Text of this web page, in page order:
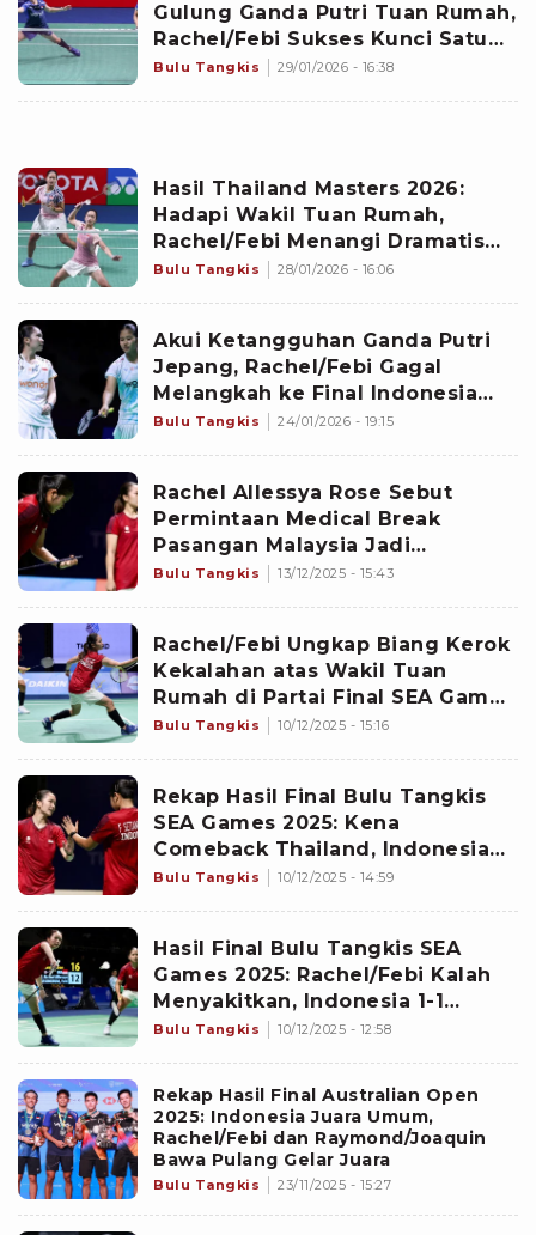
Gulung Ganda Putri Tuan Rumah,
Rachel/Febi Sukses Kunci Satu
Tiket Perempat Final
Bulu Tangkis 29/01/2026 - 16:38
Hasil Thailand Masters 2026:
Hadapi Wakil Tuan Rumah,
Rachel/Febi Menangi Dramatis
pada Duel Rubber Game di
Bulu Tangkis 28/01/2026 - 16:06
Akui Ketangguhan Ganda Putri
Jepang, Rachel/Febi Gagal
Melangkah ke Final Indonesia
Masters 2026
Bulu Tangkis 24/01/2026 - 19:15
Rachel Allessya Rose Sebut
Permintaan Medical Break
Pasangan Malaysia Jadi
Penyebab Mereka Kalah di
Bulu Tangkis 13/12/2025 - 15:43
Rachel/Febi Ungkap Biang Kerok
Kekalahan atas Wakil Tuan
Rumah di Partai Final SEA Games
2025
Bulu Tangkis 10/12/2025 - 15:16
Rekap Hasil Final Bulu Tangkis
SEA Games 2025: Kena
Comeback Thailand, Indonesia
Kembali Kantongi Medali Perak
Bulu Tangkis 10/12/2025 - 14:59
Hasil Final Bulu Tangkis SEA
Games 2025: Rachel/Febi Kalah
Menyakitkan, Indonesia 1-1
Thailand
Bulu Tangkis 10/12/2025 - 12:58
Rekap Hasil Final Australian Open
2025: Indonesia Juara Umum,
Rachel/Febi dan Raymond/Joaquin
Bawa Pulang Gelar Juara
Bulu Tangkis 23/11/2025 - 15:27